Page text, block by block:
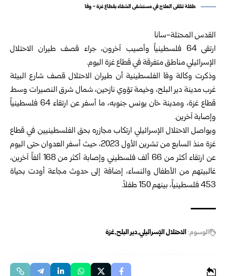
طفلة تتلقى العلاج في مستشفى الشفاء بقطاع غزة - وفا
القدس المحتلة-سانا
ارتقى 64 فلسطينياً وأصيب آخرون، جراء قصف طيران الاحتلال
الإسرائيلي مناطق متفرقة في قطاع غزة اليوم.
وذكرت وكالة وفا الفلسطينية أن طيران الاحتلال قصف شارع البيئة
غرب مدينة دير البلح، وخيمة تؤوي نازحين، شمال شرق النصيرات وسط
قطاع غزة، ومدينة خان يونس جنوبه، ما أسفر عن ارتقاء 64 فلسطينياً
وإصابة آخرين.
ويواصل الاحتلال الإسرائيلي ارتكاب مجازره بحق الفلسطينيين في قطاع
غزة منذ السابع من تشرين الأول 2023، حيث أسفر العدوان حتى اليوم
عن ارتقاء أكثر من 66 ألف فلسطيني وإصابة أكثر من 168 ألفاً آخرين،
غالبيتهم من الأطفال والنساء، إضافة إلى حدوث مجاعة أودت بحياة
453 فلسطينياً، بينهم 150 طفلاً.
الوسوم: الاحتلال الإسرائيلي دير البلح غزة